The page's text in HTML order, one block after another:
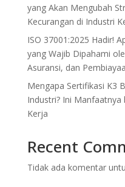
yang Akan Mengubah
Kecurangan di Industri
ISO 37001:2025 Hadir!
yang Wajib Dipahami
Asuransi, dan
Mengapa Sertifikasi K3
Industri? Ini Manfaatnya
Kerja
Recent
Tidak ada komentar